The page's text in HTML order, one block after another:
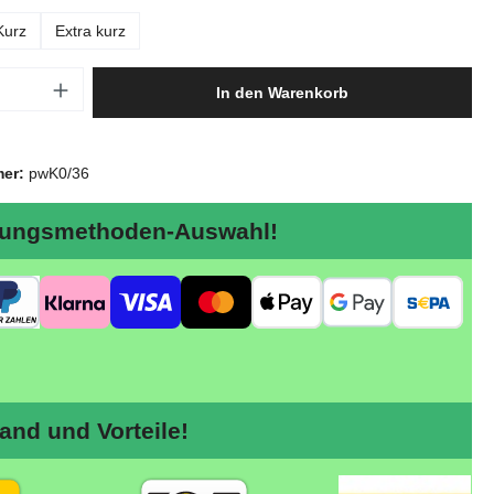
Extra kurz
Anzahl: Gib den gewünschten Wert ein
In den Warenkorb
pwK0/36
Auswahl!
und Vorteile!